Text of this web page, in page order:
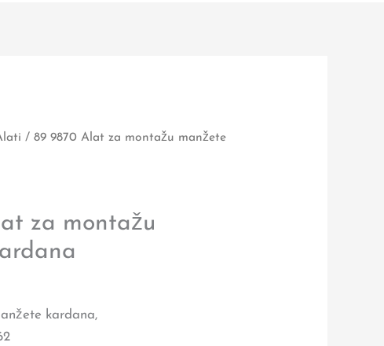
/ 89 9870 Alat za montažu manžete
za montažu
kardana,